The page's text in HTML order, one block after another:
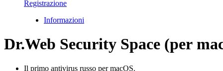
Registrazione
Informazioni
Dr.Web Security Space (per
Il primo antivirus russo per macOS.